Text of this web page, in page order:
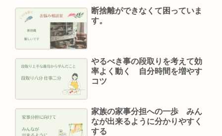
断捨離ができなくて困っていま
す。
やるべき事の段取りを考えて効
率よく動く 自分時間を増やす
コツ
家族の家事分担への一歩 みん
なが出来るように分かりやすく
する